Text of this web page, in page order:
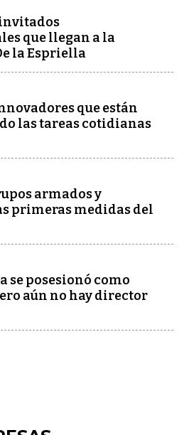
que llegan a la
la Espriella
que están
las tareas cotidianas
armados y
primeras medidas del
se posesionó como
aún no hay director